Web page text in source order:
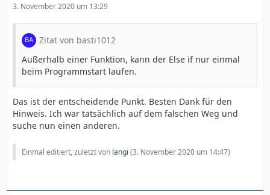
3. November 2020 um 13:29
Zitat von basti1012
Außerhalb einer Funktion, kann der Else if nur einmal
beim Programmstart laufen.
Das ist der entscheidende Punkt. Besten Dank für den
Hinweis. Ich war tatsächlich auf dem falschen Weg und
suche nun einen anderen.
Einmal editiert, zuletzt von langi (3. November 2020 um 14:47)